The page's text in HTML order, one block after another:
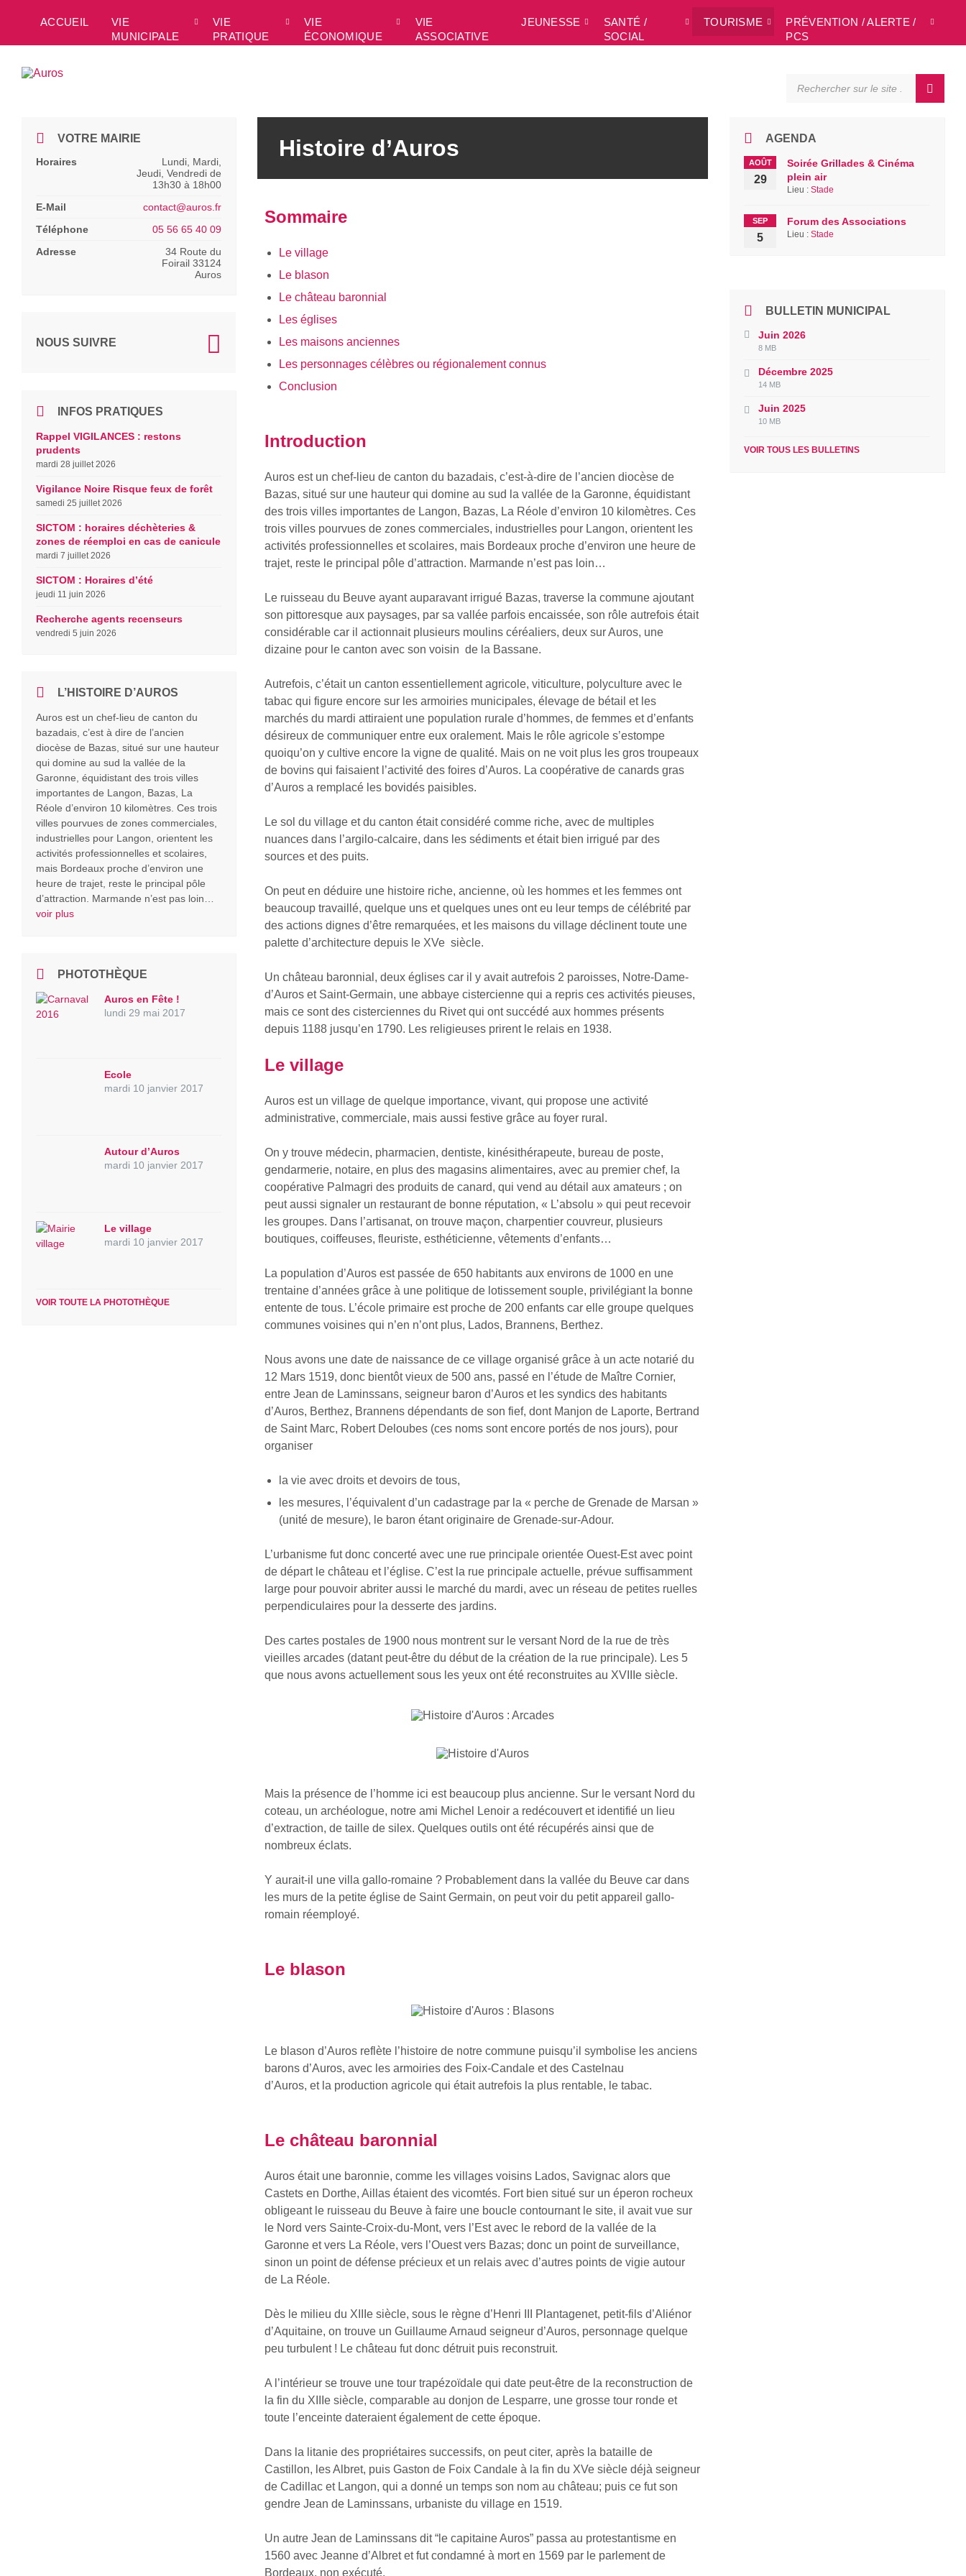
sidebar
sidebar
ACCUEIL
VIE
MUNICIPALE
VIE
PRATIQUE
VIE
ÉCONOMIQUE
VIE
ASSOCIATIVE
JEUNESSE
SANTÉ /
SOCIAL
TOURISME
PRÉVENTION / ALERTE /
PCS
Histoire d’Auros
Sommaire
Le village
Le blason
Le château baronnial
Les églises
Les maisons anciennes
Les personnages célèbres ou régionalement connus
Conclusion
Introduction
Auros est un chef-lieu de canton du bazadais, c’est-à-dire de l’ancien diocèse de
Bazas, situé sur une hauteur qui domine au sud la vallée de la Garonne, équidistant
des trois villes importantes de Langon, Bazas, La Réole d’environ 10 kilomètres. Ces
trois villes pourvues de zones commerciales, industrielles pour Langon, orientent les
activités professionnelles et scolaires, mais Bordeaux proche d’environ une heure de
trajet, reste le principal pôle d’attraction. Marmande n’est pas loin…
Le ruisseau du Beuve ayant auparavant irrigué Bazas, traverse la commune ajoutant
son pittoresque aux paysages, par sa vallée parfois encaissée, son rôle autrefois était
considérable car il actionnait plusieurs moulins céréaliers, deux sur Auros, une
dizaine pour le canton avec son voisin de la Bassane.
Autrefois, c’était un canton essentiellement agricole, viticulture, polyculture avec le
tabac qui figure encore sur les armoiries municipales, élevage de bétail et les
marchés du mardi attiraient une population rurale d’hommes, de femmes et d’enfants
désireux de communiquer entre eux oralement. Mais le rôle agricole s’estompe
quoiqu’on y cultive encore la vigne de qualité. Mais on ne voit plus les gros troupeaux
de bovins qui faisaient l’activité des foires d’Auros. La coopérative de canards gras
d’Auros a remplacé les bovidés paisibles.
Le sol du village et du canton était considéré comme riche, avec de multiples
nuances dans l’argilo-calcaire, dans les sédiments et était bien irrigué par des
sources et des puits.
On peut en déduire une histoire riche, ancienne, où les hommes et les femmes ont
beaucoup travaillé, quelque uns et quelques unes ont eu leur temps de célébrité par
des actions dignes d’être remarquées, et les maisons du village déclinent toute une
palette d’architecture depuis le XVe siècle.
Un château baronnial, deux églises car il y avait autrefois 2 paroisses, Notre-Dame-
d’Auros et Saint-Germain, une abbaye cistercienne qui a repris ces activités pieuses,
mais ce sont des cisterciennes du Rivet qui ont succédé aux hommes présents
depuis 1188 jusqu’en 1790. Les religieuses prirent le relais en 1938.
Le village
Auros est un village de quelque importance, vivant, qui propose une activité
administrative, commerciale, mais aussi festive grâce au foyer rural.
On y trouve médecin, pharmacien, dentiste, kinésithérapeute, bureau de poste,
gendarmerie, notaire, en plus des magasins alimentaires, avec au premier chef, la
coopérative Palmagri des produits de canard, qui vend au détail aux amateurs ; on
peut aussi signaler un restaurant de bonne réputation, « L’absolu » qui peut recevoir
les groupes. Dans l’artisanat, on trouve maçon, charpentier couvreur, plusieurs
boutiques, coiffeuses, fleuriste, esthéticienne, vêtements d’enfants…
La population d’Auros est passée de 650 habitants aux environs de 1000 en une
trentaine d’années grâce à une politique de lotissement souple, privilégiant la bonne
entente de tous. L’école primaire est proche de 200 enfants car elle groupe quelques
communes voisines qui n’en n’ont plus, Lados, Brannens, Berthez.
Nous avons une date de naissance de ce village organisé grâce à un acte notarié du
12 Mars 1519, donc bientôt vieux de 500 ans, passé en l’étude de Maître Cornier,
entre Jean de Laminssans, seigneur baron d’Auros et les syndics des habitants
d’Auros, Berthez, Brannens dépendants de son fief, dont Manjon de Laporte, Bertrand
de Saint Marc, Robert Deloubes (ces noms sont encore portés de nos jours), pour
organiser
la vie avec droits et devoirs de tous,
les mesures, l’équivalent d’un cadastrage par la « perche de Grenade de Marsan »
(unité de mesure), le baron étant originaire de Grenade-sur-Adour.
L’urbanisme fut donc concerté avec une rue principale orientée Ouest-Est avec point
de départ le château et l’église. C’est la rue principale actuelle, prévue suffisamment
large pour pouvoir abriter aussi le marché du mardi, avec un réseau de petites ruelles
perpendiculaires pour la desserte des jardins.
Des cartes postales de 1900 nous montrent sur le versant Nord de la rue de très
vieilles arcades (datant peut-être du début de la création de la rue principale). Les 5
que nous avons actuellement sous les yeux ont été reconstruites au XVIIIe siècle.
Mais la présence de l’homme ici est beaucoup plus ancienne. Sur le versant Nord du
coteau, un archéologue, notre ami Michel Lenoir a redécouvert et identifié un lieu
d’extraction, de taille de silex. Quelques outils ont été récupérés ainsi que de
nombreux éclats.
Y aurait-il une villa gallo-romaine ? Probablement dans la vallée du Beuve car dans
les murs de la petite église de Saint Germain, on peut voir du petit appareil gallo-
romain réemployé.
Le blason
Le blason d’Auros reflète l’histoire de notre commune puisqu’il symbolise les anciens
barons d’Auros, avec les armoiries des Foix-Candale et des Castelnau
d’Auros, et la production agricole qui était autrefois la plus rentable, le tabac.
Le château baronnial
Auros était une baronnie, comme les villages voisins Lados, Savignac alors que
Castets en Dorthe, Aillas étaient des vicomtés. Fort bien situé sur un éperon rocheux
obligeant le ruisseau du Beuve à faire une boucle contournant le site, il avait vue sur
le Nord vers Sainte-Croix-du-Mont, vers l’Est avec le rebord de la vallée de la
Garonne et vers La Réole, vers l’Ouest vers Bazas; donc un point de surveillance,
sinon un point de défense précieux et un relais avec d’autres points de vigie autour
de La Réole.
Dès le milieu du XIIIe siècle, sous le règne d’Henri III Plantagenet, petit-fils d’Aliénor
d’Aquitaine, on trouve un Guillaume Arnaud seigneur d’Auros, personnage quelque
peu turbulent ! Le château fut donc détruit puis reconstruit.
A l’intérieur se trouve une tour trapézoïdale qui date peut-être de la reconstruction de
la fin du XIIIe siècle, comparable au donjon de Lesparre, une grosse tour ronde et
toute l’enceinte dateraient également de cette époque.
Dans la litanie des propriétaires successifs, on peut citer, après la bataille de
Castillon, les Albret, puis Gaston de Foix Candale à la fin du XVe siècle déjà seigneur
de Cadillac et Langon, qui a donné un temps son nom au château; puis ce fut son
gendre Jean de Laminssans, urbaniste du village en 1519.
Un autre Jean de Laminssans dit “le capitaine Auros” passa au protestantisme en
1560 avec Jeanne d’Albret et fut condamné à mort en 1569 par le parlement de
Bordeaux, non exécuté.
VOTRE MAIRIE
Horaires
Lundi, Mardi,
Jeudi, Vendredi de
13h30 à 18h00
E-Mail
contact@auros.fr
Téléphone
05 56 65 40 09
Adresse
34 Route du
Foirail 33124
Auros
NOUS SUIVRE
INFOS PRATIQUES
Rappel VIGILANCES : restons
prudents
mardi 28 juillet 2026
Vigilance Noire Risque feux de forêt
samedi 25 juillet 2026
SICTOM : horaires déchèteries &
zones de réemploi en cas de canicule
mardi 7 juillet 2026
SICTOM : Horaires d’été
jeudi 11 juin 2026
Recherche agents recenseurs
vendredi 5 juin 2026
L’HISTOIRE D’AUROS
Auros est un chef-lieu de canton du
bazadais, c’est à dire de l’ancien
diocèse de Bazas, situé sur une hauteur
qui domine au sud la vallée de la
Garonne, équidistant des trois villes
importantes de Langon, Bazas, La
Réole d’environ 10 kilomètres. Ces trois
villes pourvues de zones commerciales,
industrielles pour Langon, orientent les
activités professionnelles et scolaires,
mais Bordeaux proche d’environ une
heure de trajet, reste le principal pôle
d’attraction. Marmande n’est pas loin…
voir plus
PHOTOTHÈQUE
Auros en Fête !
lundi 29 mai 2017
Ecole
mardi 10 janvier 2017
Autour d’Auros
mardi 10 janvier 2017
Le village
mardi 10 janvier 2017
VOIR TOUTE LA PHOTOTHÈQUE
AGENDA
AOÛT
29
Soirée Grillades & Cinéma
plein air
Lieu :Stade
SEP
5
Forum des Associations
Lieu :Stade
BULLETIN MUNICIPAL
Juin 2026
File
pdf
File
8 MB
Décembre 2025
File
pdf
File
14 MB
Juin 2025
File
pdf
File
10 MB
VOIR TOUS LES BULLETINS